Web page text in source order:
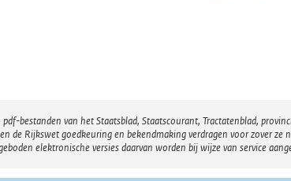
bestanden van het Staatsblad, Staatscourant, Tractatenblad,
de Rijkswet goedkeuring en bekendmaking verdragen voor zover
elektronische versies daarvan worden bij wijze van service